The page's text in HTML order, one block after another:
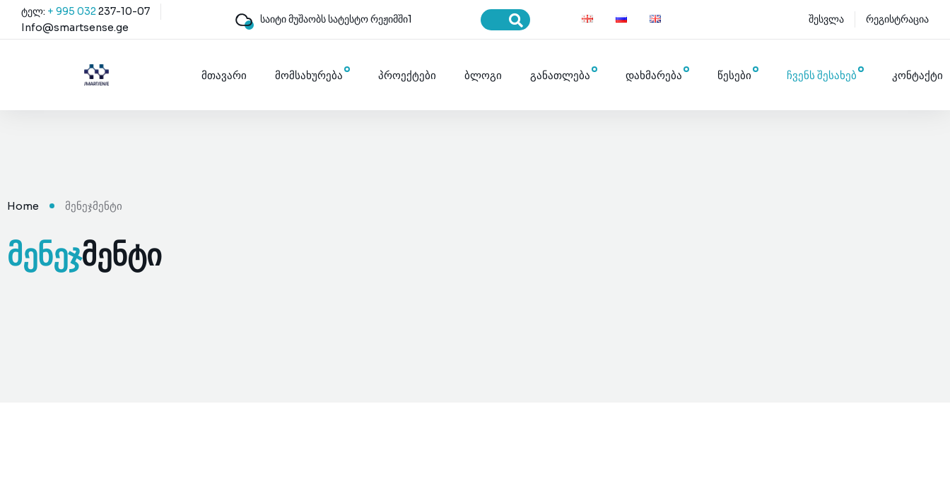
ტელ: + 995 032 237-10-07
Info@smartsense.ge
საიტი მუშაობს სატესტო რეჟიმში1 შესვლა რეგისტრაცია
მთავარი მომსახურება პროექტები ბლოგი განათლება დახმარება წესები ჩვენს შესახებ კონტაქტი
Home მენეჯმენტი
ᲛᲔᲜᲔᲯᲛᲔᲜᲢᲘ